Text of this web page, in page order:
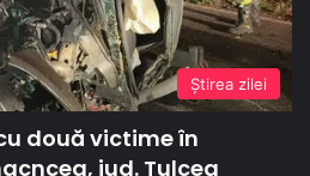
Ştirea zilei
două victime în
jud. Tulcea